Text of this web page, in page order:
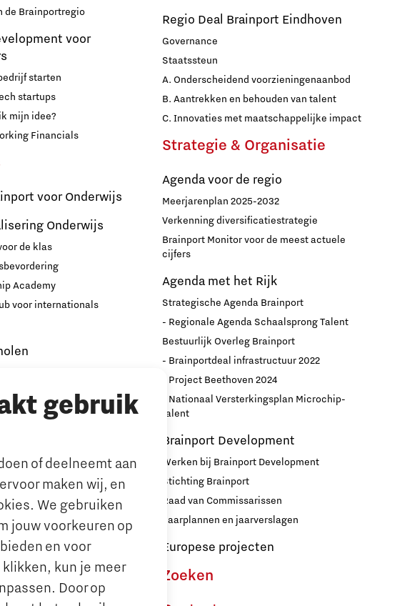
gebruik
of deelneemt aan
maken wij, en
We gebruiken
jouw voorkeuren op
en voor
klikken, kun je meer
Door op
de Brainportregio
voor
starten
startups
mijn idee?
Financials
voor Onderwijs
Onderwijs
de klas
Academy
voor internationals
voor
ouders
Elkaar
Regio Deal Brainport Eindhoven
Governance
Staatssteun
A. Onderscheidend voorzieningenaanbod
B. Aantrekken en behouden van talent
C. Innovaties met maatschappelijke impact
Strategie & Organisatie
Agenda voor de regio
Meerjarenplan 2025-2032
Verkenning diversificatiestrategie
Brainport Monitor voor de meest actuele
cijfers
Agenda met het Rijk
Strategische Agenda Brainport
- Regionale Agenda Schaalsprong Talent
Bestuurlijk Overleg Brainport
- Brainportdeal infrastructuur 2022
- Project Beethoven 2024
- Nationaal Versterkingsplan Microchip-
talent
Brainport Development
Werken bij Brainport Development
Stichting Brainport
Raad van Commissarissen
Jaarplannen en jaarverslagen
Europese projecten
Zoeken